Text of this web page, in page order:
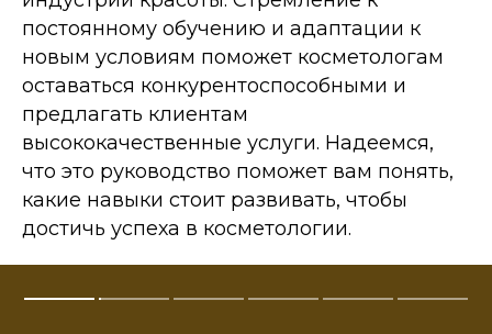
постоянному обучению и адаптации к
новым условиям поможет косметологам
оставаться конкурентоспособными и
предлагать клиентам
высококачественные услуги. Надеемся,
что это руководство поможет вам понять,
какие навыки стоит развивать, чтобы
достичь успеха в косметологии.